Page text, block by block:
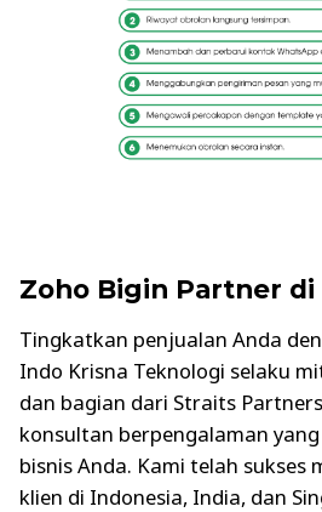
Zoho Bigin Partner di
Tingkatkan penjualan Anda
Indo Krisna Teknologi selaku
dan bagian dari Straits
konsultan berpengalaman
bisnis Anda. Kami telah sukses
klien di Indonesia, India, dan